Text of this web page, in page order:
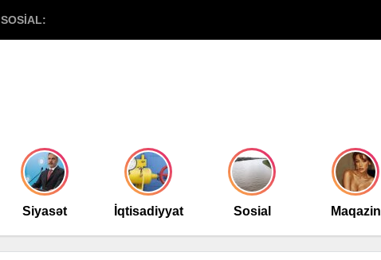
SOSİAL:
Siyasət İqtisadiyyat Sosial Maqazin